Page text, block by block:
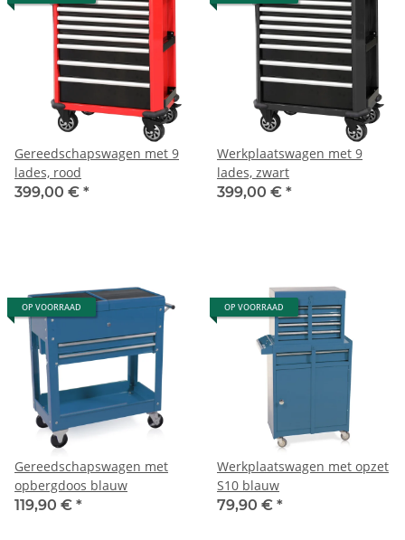
Gereedschapswagen met 9
lades, rood
399,00 € *
Werkplaatswagen met 9
lades, zwart
399,00 € *
OP VOORRAAD
Gereedschapswagen met
opbergdoos blauw
119,90 € *
OP VOORRAAD
Werkplaatswagen met opzet
S10 blauw
79,90 € *